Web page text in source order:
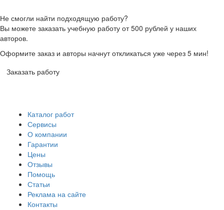
Не смогли найти подходящую работу?
Вы можете заказать учебную работу от 500 рублей у наших
авторов.
Оформите заказ и авторы начнут откликаться уже через 5 мин!
Заказать работу
Каталог работ
Сервисы
О компании
Гарантии
Цены
Отзывы
Помощь
Статьи
Реклама на сайте
Контакты